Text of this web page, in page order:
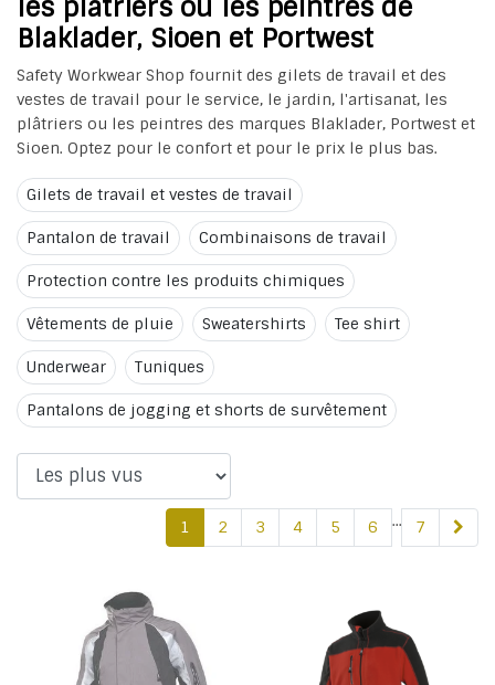
les plâtriers ou les peintres de
Blaklader, Sioen et Portwest
Safety Workwear Shop fournit des gilets de travail et des
vestes de travail pour le service, le jardin, l'artisanat, les
plâtriers ou les peintres des marques Blaklader, Portwest et
Sioen. Optez pour le confort et pour le prix le plus bas.
Gilets de travail et vestes de travail
Pantalon de travail Combinaisons de travail
Protection contre les produits chimiques
Vêtements de pluie Sweatershirts Tee shirt
Underwear Tuniques
Pantalons de jogging et shorts de survêtement
1 2 3 4 5 6 ... 7